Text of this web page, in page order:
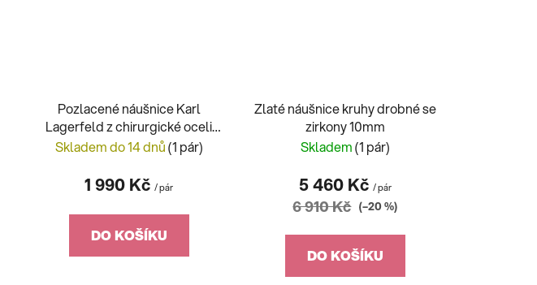
Pozlacené náušnice Karl
Lagerfeld z chirurgické oceli
KLAYC45
Skladem do 14 dnů(1 pár)
1 990 Kč/ pár
DO KOŠÍKU
Zlaté náušnice kruhy drobné se
zirkony 10mm
Skladem(1 pár)
5 460 Kč / pár
6 910 Kč (–20 %)
DO KOŠÍKU